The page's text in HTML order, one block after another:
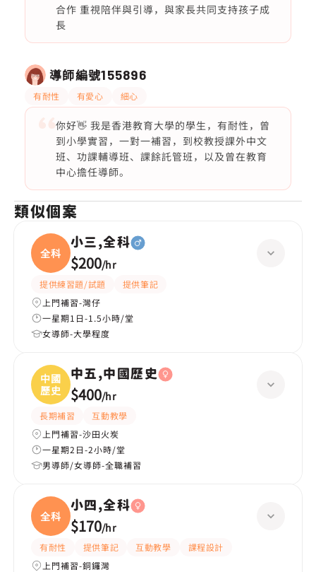
合作 重視陪伴與引導，與家長共同支持孩子成
長
導師編號155896
有耐性 有愛心 細心
你好👋 我是香港教育大學的學生，有耐性，曾
到小學實習，一對一補習，到校教授課外中文
班、功課輔導班、課餘託管班，以及曾在教育
中心擔任導師。
類似個案
全科
小三,全科
$200/hr
提供練習題/試題
提供筆記
上門補習-灣仔
一星期1日-1.5小時/堂
女導師-大學程度
中國
歷史
中五,中國歷史
$400/hr
長期補習
互動教學
上門補習-沙田火炭
一星期2日-2小時/堂
男導師/女導師-全職補習
全科
小四,全科
$170/hr
有耐性 提供筆記 互動教學
課程設計
上門補習-銅鑼灣